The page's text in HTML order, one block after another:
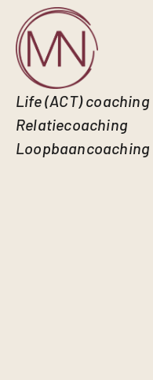
Life (ACT) coaching
Relatiecoaching
Loopbaancoaching